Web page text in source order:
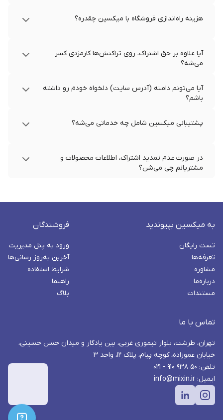
هزینه راه‌اندازی فروشگاه با میکسین چقدره؟
آیا علاوه بر حق اشتراک، روی تراکنش‌ها کارمزدی کسر
می‌شه؟
آیا می‌تونم دامنه (آدرس سایت) دلخواه خودم رو داشته
باشم؟
پشتیبانی میکسین شامل چه خدماتی می‌شه؟
در صورت عدم تمدید اشتراک، اطلاعات محصولات و
مشتریانم چی می‌شن؟
به میکسین بپیوندید
تست رایگان
تعرفه‌ها
مشاوره
درباره‌ما
مستندات
فروشندگان
ورود به پنل مدیریت
آخرین به‌روز رسانی‌ها
شرایط استفاده
راهنما
بلاگ
تماس با ما
تهران، طرشت، بلوار تیموری غربی، بین یادگار و میدان حسن حسینی،
خیابان عموزاده، کوچه پیام، پلاک ۱۲، واحد ۳
تلفن: ۵۰ ۹۳۸ ۹۱۰ - ۰۲۱
ایمیل: info@mixin.ir